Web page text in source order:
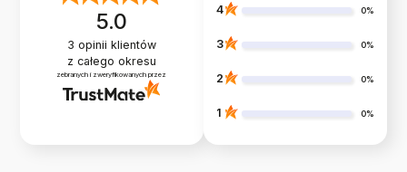
5.0
3 opinii klientów
z całego okresu
zebranych i zweryfikowanych przez
4 0%
3 0%
2 0%
1 0%